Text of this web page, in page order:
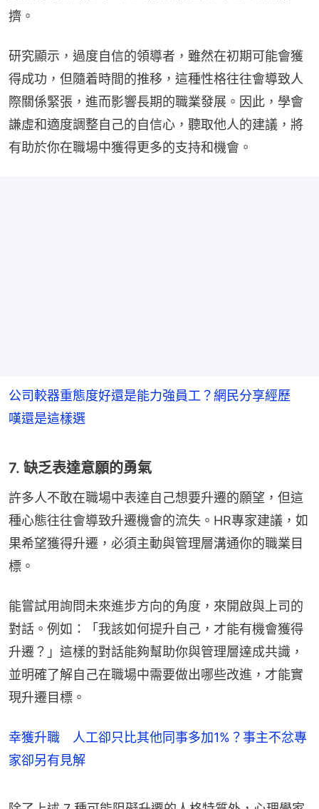
擠。
研究顯示，過度自信的領導者，雖然在初期可能會獲
得成功，但隨着時間的推移，這種性格往往會導致人
際關係緊張，進而影響長期的職業發展。因此，學會
謙虛和適度調整自己的自信心，聽取他人的建議，將
有助於你在職場中獲得更多的支持和機會。
公司較器重態度好還是能力強員工？網民分享經歷
嘆還是這樣選
7. 缺乏表達意願的勇氣
許多人不敢在職場中表達自己想要升遷的願望，但這
種心態往往會導致升遷機會的流失。HR專家建議，如
果希望獲得升遷，必須主動與管理層溝通你的職業目
標。
能嘗試用詢問未來進步方向的角度，來開啟與上司的
對話。例如：「我該如何提升自己，才能有機會獲得
升遷？」這樣的對話能夠幫助你與管理層達成共識，
並明確了解自己在職場中需要做出哪些改進，才能實
現升遷目標。
幸獲升職 人工卻只比其他同事多加1%？事主不忿專
家卻另有見解